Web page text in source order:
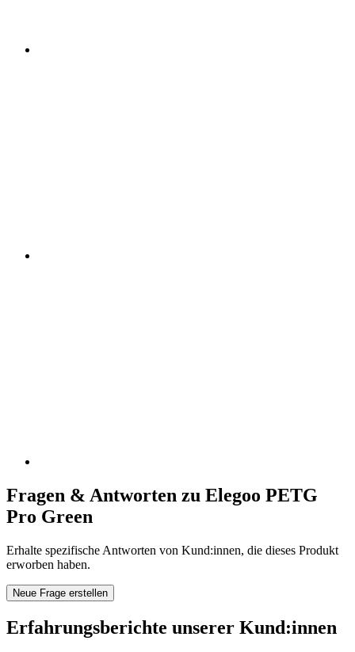
Fragen & Antworten zu Elegoo PETG
Pro Green
Erhalte spezifische Antworten von Kund:innen, die dieses Produkt
erworben haben.
Neue Frage erstellen
Erfahrungsberichte unserer Kund:innen